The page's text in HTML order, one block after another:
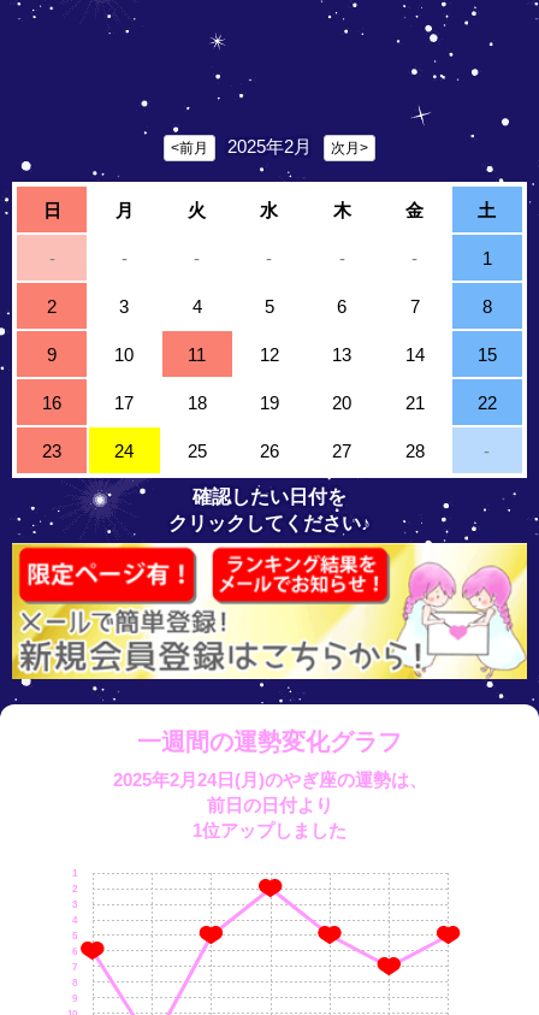
<前月 2025年2月 次月>
日 月 火 水 木 金 土
- - - - - - 1
2 3 4 5 6 7 8
9 10 11 12 13 14 15
16 17 18 19 20 21 22
23 24 25 26 27 28 -
確認したい日付を
クリックしてください♪
一週間の運勢変化グラフ
2025年2月24日(月)のやぎ座の運勢は、
前日の日付より
1位アップしました
9
8
7
6
5
4
3
2
1